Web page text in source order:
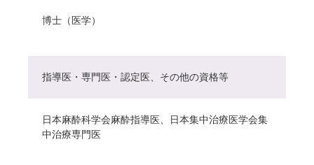
博士（医学）
指導医・専門医・認定医、その他の資格等
日本麻酔科学会麻酔指導医、日本集中治療医学会集
中治療専門医